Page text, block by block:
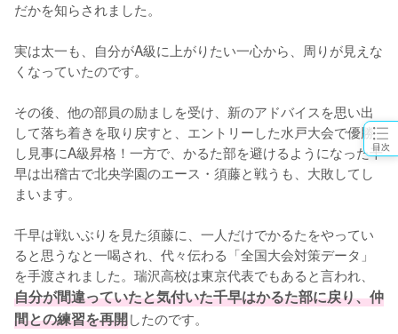
目次
だかを知らされました。
実は太一も、自分がA級に上がりたい一心から、周りが見えな
くなっていたのです。
その後、他の部員の励ましを受け、新のアドバイスを思い出
して落ち着きを取り戻すと、エントリーした水戸大会で優勝
し見事にA級昇格！一方で、かるた部を避けるようになった千
早は出稽古で北央学園のエース・須藤と戦うも、大敗してし
まいます。
千早は戦いぶりを見た須藤に、一人だけでかるたをやってい
ると思うなと一喝され、代々伝わる「全国大会対策データ」
を手渡されました。瑞沢高校は東京代表でもあると言われ、
自分が間違っていたと気付いた千早はかるた部に戻り、仲
間との練習を再開したのです。